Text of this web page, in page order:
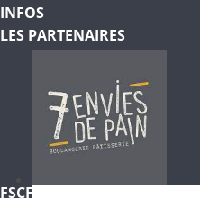
INFOS
LES PARTENAIRES
FSCF